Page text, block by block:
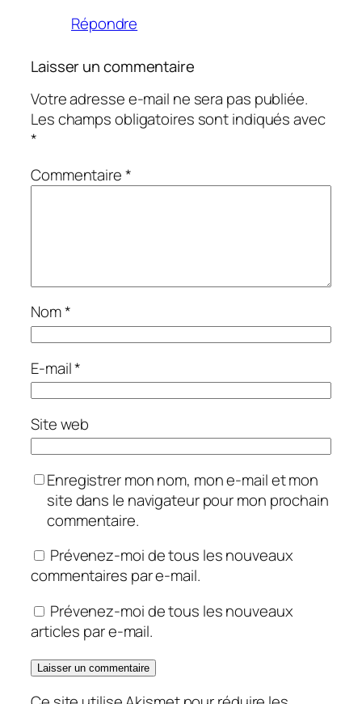
Répondre
Laisser un commentaire
Votre adresse e-mail ne sera pas publiée.
Les champs obligatoires sont indiqués avec
*
Commentaire*
Nom*
E-mail*
Site web
Enregistrer mon nom, mon e-mail et mon
site dans le navigateur pour mon prochain
commentaire.
Prévenez-moi de tous les nouveaux
commentaires par e-mail.
Prévenez-moi de tous les nouveaux
articles par e-mail.